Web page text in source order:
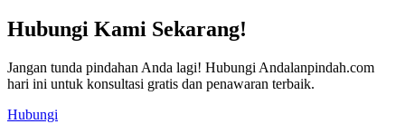
Hubungi Kami Sekarang!
Jangan tunda pindahan Anda lagi! Hubungi Andalanpindah.com
hari ini untuk konsultasi gratis dan penawaran terbaik.
Hubungi